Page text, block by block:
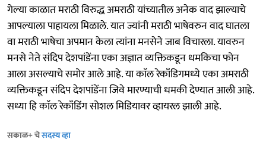
गेल्या काळात मराठी विरुद्ध अमराठी यांच्यातील अनेक वाद झाल्याचे
आपल्याला पाहायला मिळाले. यात ज्यांनी मराठी भाषेवरुन वाद घातला
वा मराठी भाषेचा अपमान केला त्यांना मनसेने जाब विचारला. यावरुन
मनसे नेते संदिप देशपांडेंना एका अज्ञात व्यक्तिकडून धमकिचा फोन
आला असल्याचे समोर आले आहे. या काॅल रेकाँडिगमध्ये एका अमराठी
व्यक्तिकडून संदिप देशपांडेंना जिवे मारण्याची धमकी देण्यात आली आहे.
सध्या हि काॅल रेकाँडिंग सोशल मिडियावर व्हायरल झाली आहे.
सकाळ+ चेसदस्य व्हा